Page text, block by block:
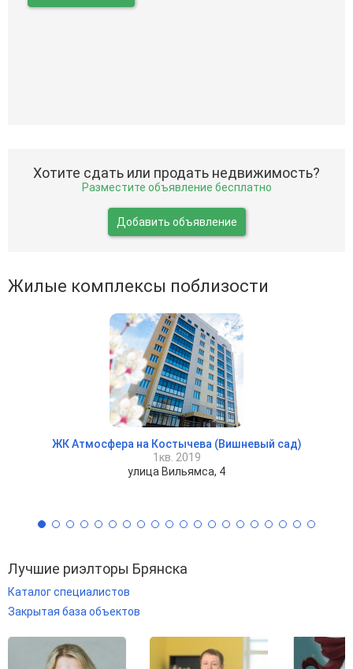
Хотите сдать или продать недвижимость?
Разместите объявление бесплатно
Добавить объявление
Жилые комплексы поблизости
ЖК Атмосфера на Костычева (Вишневый сад)
1кв. 2019
улица Вильямса, 4
Лучшие риэлторы Брянска
Каталог специалистов
Закрытая база объектов